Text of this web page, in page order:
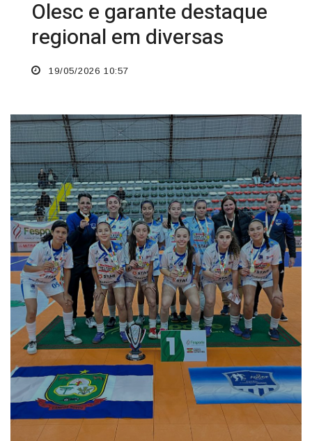
Campos Novos brilha na
fase microrregional da
Olesc e garante destaque
19/05/2026 10:57